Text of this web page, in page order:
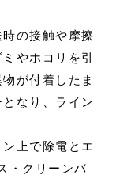
の接触や摩擦
やホコリを引
が付着したま
なり、ライン
上で除電とエ
・クリーンバ